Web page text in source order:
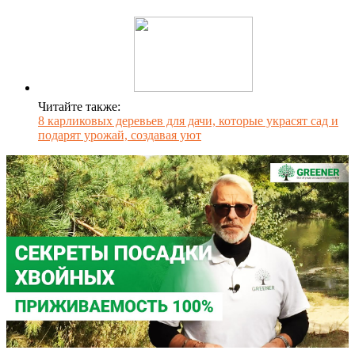
Читайте также:
8 карликовых деревьев для дачи, которые украсят сад и
подарят урожай, создавая уют